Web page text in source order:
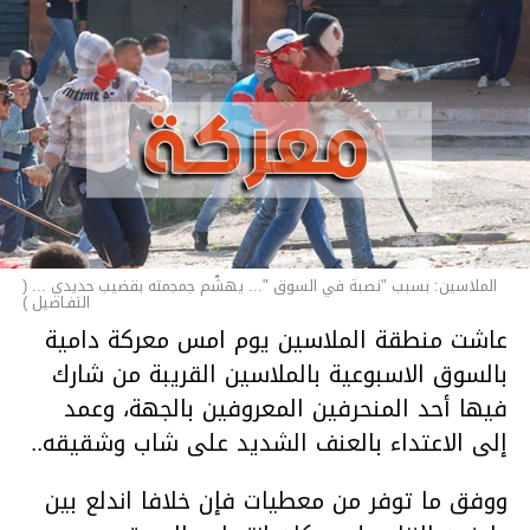
الملاسين: بسبب "نصبة في السوق "... يهشّم جمجمته بقضيب حديدي ... (
التفـاصيل )
عاشت منطقة الملاسين يوم امس معركة دامية
بالسوق الاسبوعية بالملاسين القريبة من شارك
فيها أحد المنحرفين المعروفين بالجهة، وعمد
إلى الاعتداء بالعنف الشديد على شاب وشقيقه..
ووفق ما توفر من معطيات فإن خلافا اندلع بين